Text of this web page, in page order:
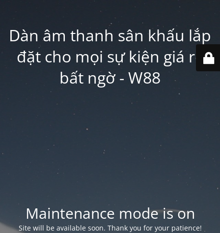
Dàn âm thanh sân khấu lắp
đặt cho mọi sự kiện giá rẻ
bất ngờ - W88
Maintenance mode is on
Site will be available soon. Thank you for your patience!